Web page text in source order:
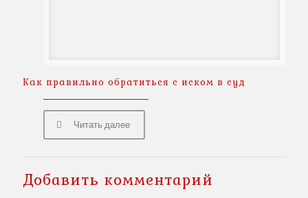
Как правильно обратиться с иском в суд
Читать далее
Добавить комментарий